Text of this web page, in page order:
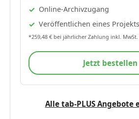
Online-Archivzugang
Veröffentlichen eines Projekts
*259,48 € bei jährlicher Zahlung inkl. MwSt.
Jetzt bestellen
Alle tab-PLUS Angebote